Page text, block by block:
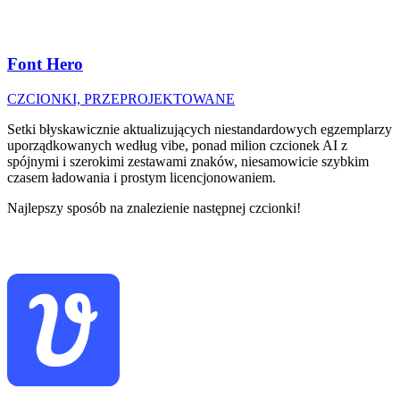
Font Hero
CZCIONKI, PRZEPROJEKTOWANE
Setki błyskawicznie aktualizujących niestandardowych egzemplarzy
uporządkowanych według vibe, ponad milion czcionek AI z
spójnymi i szerokimi zestawami znaków, niesamowicie szybkim
czasem ładowania i prostym licencjonowaniem.
Najlepszy sposób na znalezienie następnej czcionki!